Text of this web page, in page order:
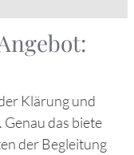
Klärung und
das biete
der Begleitung